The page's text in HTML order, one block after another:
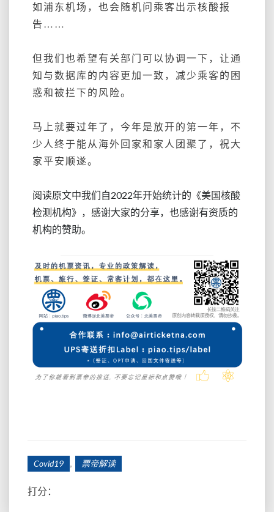
如浦东机场，也会随机问乘客出示核酸报
告……
但我们也希望有关部门可以协调一下，让通
知与数据库的内容更加一致，减少乘客的困
惑和被拦下的风险。
马上就要过年了，今年是放开的第一年，不
少人终于能从海外回家和家人团聚了，祝大
家平安顺遂。
阅读原文中我们自2022年开始统计的《美国核酸
检测机构》，感谢大家的分享，也感谢有资质的
机构的赞助。
Covid19 , 票帝解读
打分：